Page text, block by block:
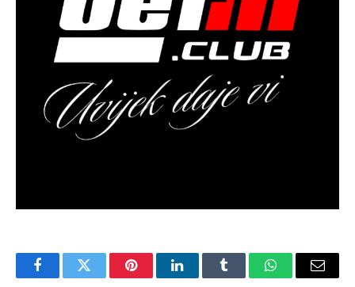
FacebookTwitter PinterestLinkedInTumblr WhatsAppEmail